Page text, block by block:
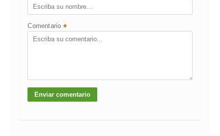
Comentario *